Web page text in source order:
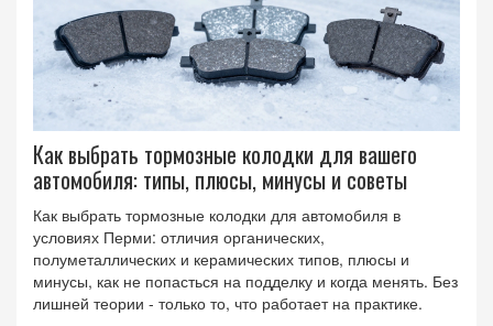
Как выбрать тормозные колодки для вашего
автомобиля: типы, плюсы, минусы и советы
Как выбрать тормозные колодки для автомобиля в
условиях Перми: отличия органических,
полуметаллических и керамических типов, плюсы и
минусы, как не попасться на подделку и когда менять. Без
лишней теории - только то, что работает на практике.